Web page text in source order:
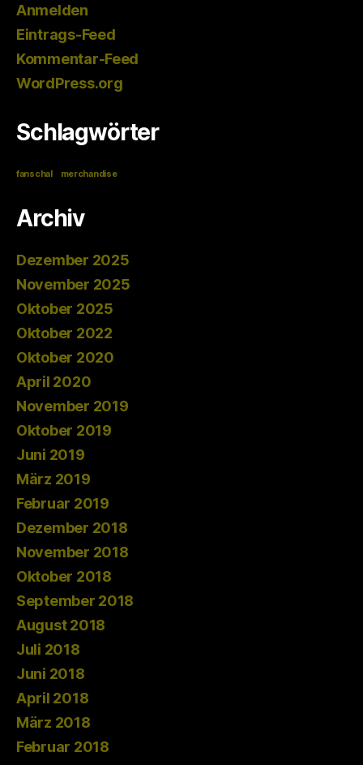
Anmelden
Eintrags-Feed
Kommentar-Feed
WordPress.org
Schlagwörter
fanschal merchandise
Archiv
Dezember 2025
November 2025
Oktober 2025
Oktober 2022
Oktober 2020
April 2020
November 2019
Oktober 2019
Juni 2019
März 2019
Februar 2019
Dezember 2018
November 2018
Oktober 2018
September 2018
August 2018
Juli 2018
Juni 2018
April 2018
März 2018
Februar 2018